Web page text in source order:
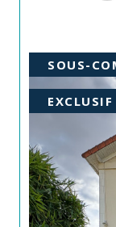
SOUS-
EXCLUSIF